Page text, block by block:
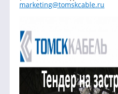
marketing@tomskcable.ru